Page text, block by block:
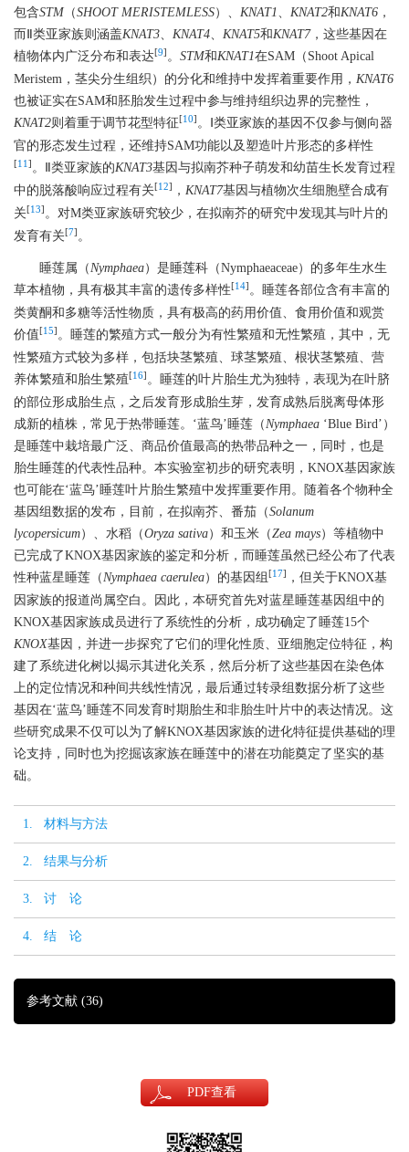
包含STM （SHOOT MERISTEMLESS）、 KNAT1、 KNAT2和KNAT6 ，
而Ⅱ类亚家族则涵盖KNAT3、 KNAT4、 KNAT5和KNAT7，这些基因在
植物体内广泛分布和表达[9] 。 STM和KNAT1在SAM（Shoot Apical
Meristem，茎尖分生组织）的分化和维持中发挥着重要作用， KNAT6
也被证实在SAM和胚胎发生过程中参与维持组织边界的完整性，
KNAT2则着重于调节花型特征[10] 。Ⅰ类亚家族的基因不仅参与侧向器
官的形态发生过程，还维持SAM功能以及塑造叶片形态的多样性
[11 ] 。Ⅱ类亚家族的KNAT3基因与拟南芥种子萌发和幼苗生长发育过程
中的脱落酸响应过程有关[12] ， KNAT7基因与植物次生细胞壁合成有
关[13] 。对M类亚家族研究较少，在拟南芥的研究中发现其与叶片的
发育有关[7] 。
睡莲属（Nymphaea）是睡莲科（Nymphaeaceae）的多年生水生
草本植物，具有极其丰富的遗传多样性[14] 。睡莲各部位含有丰富的
类黄酮和多糖等活性物质，具有极高的药用价值、食用价值和观赏
价值[15] 。睡莲的繁殖方式一般分为有性繁殖和无性繁殖，其中，无
性繁殖方式较为多样，包括块茎繁殖、球茎繁殖、根状茎繁殖、营
养体繁殖和胎生繁殖[16] 。睡莲的叶片胎生尤为独特，表现为在叶脐
的部位形成胎生点，之后发育形成胎生芽，发育成熟后脱离母体形
成新的植株，常见于热带睡莲。‘蓝鸟’睡莲（Nymphaea ‘Blue Bird’）
是睡莲中栽培最广泛、商品价值最高的热带品种之一，同时，也是
胎生睡莲的代表性品种。本实验室初步的研究表明，KNOX基因家族
也可能在‘蓝鸟’睡莲叶片胎生繁殖中发挥重要作用。随着各个物种全
基因组数据的发布，目前，在拟南芥、番茄（Solanum
lycopersicum）、水稻（Oryza sativa）和玉米（Zea mays）等植物中
已完成了KNOX基因家族的鉴定和分析，而睡莲虽然已经公布了代表
性种蓝星睡莲（Nymphaea caerulea）的基因组 [17]
，但关于KNOX基
因家族的报道尚属空白。因此，本研究首先对蓝星睡莲基因组中的
KNOX基因家族成员进行了系统性的分析，成功确定了睡莲15个
KNOX基因，并进一步探究了它们的理化性质、亚细胞定位特征，构
建了系统进化树以揭示其进化关系，然后分析了这些基因在染色体
上的定位情况和种间共线性情况，最后通过转录组数据分析了这些
基因在‘蓝鸟’睡莲不同发育时期胎生和非胎生叶片中的表达情况。这
些研究成果不仅可以为了解KNOX基因家族的进化特征提供基础的理
论支持，同时也为挖掘该家族在睡莲中的潜在功能奠定了坚实的基
础。
1. 材料与方法
2. 结果与分析
3. 讨 论
4. 结 论
参考文献 (36)
PDF查看